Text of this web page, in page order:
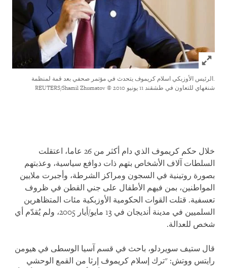
Click to expand Image
.الرئيس الأوزبكي اسلام كريموف يتحدث في مؤتمر صحفي بعد قمة لمنظمة
شنغهاي للتعاون في طشقند 11 يونيو 2010
© REUTERS/Shamil Zhumatov
خلال حكم كريموف الذي دام أكثر من 26 عاما، اعتقلت
السلطات آلاف الأشخاص بتهم ذات دوافع سياسية، وعذبتهم
بصورة روتينية في السجون ومراكز الشرطة، وأجبرت ملايين
المواطنين، بمن فيهم الأطفال على جني القطن في ظروف
تعسفية. قتلت القوات الحكومية الأوزبكية مئات المتظاهرين
السلميين في مدينة أنديجان في 13 مايو/أيار 2005، ولم يُقدّم أي
شخص للعدالة.
قال ستيف سويردلو، باحث في قسم آسيا الوسطى في هيومن
رايتس ووتش: "ترك إسلام كريموف إرثا من القمع الوحشي